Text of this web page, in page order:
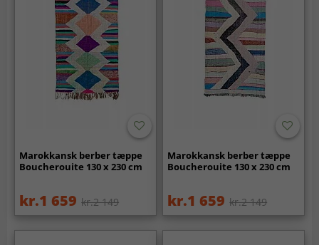
Marokkansk berber tæppe
Boucherouite 130 x 230 cm
kr.1 659 kr.2 149
Marokkansk berber tæppe
Boucherouite 130 x 230 cm
kr.1 659 kr.2 149